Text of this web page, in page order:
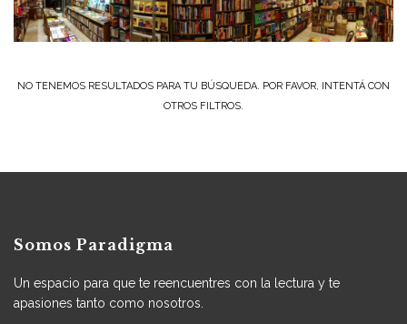
NO TENEMOS RESULTADOS PARA TU BÚSQUEDA. POR FAVOR, INTENTÁ CON
OTROS FILTROS.
Somos Paradigma
Un espacio para que te reencuentres con la lectura y te
apasiones tanto como nosotros.